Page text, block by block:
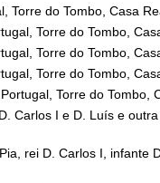
do Tombo, Casa
Torre do Tombo,
Torre do Tombo,
Torre do Tombo,
Torre do Tombo,
Carlos I e D. Luís e
rei D. Carlos I, infante